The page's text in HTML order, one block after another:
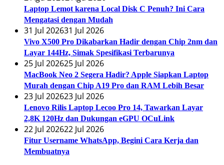
Laptop Lemot karena Local Disk C Penuh? Ini Cara
Mengatasi dengan Mudah
31 Jul 202631 Jul 2026
Vivo X500 Pro Dikabarkan Hadir dengan Chip 2nm dan
Layar 144Hz, Simak Spesifikasi Terbarunya
25 Jul 202625 Jul 2026
MacBook Neo 2 Segera Hadir? Apple Siapkan Laptop
Murah dengan Chip A19 Pro dan RAM Lebih Besar
23 Jul 202623 Jul 2026
Lenovo Rilis Laptop Lecoo Pro 14, Tawarkan Layar
2,8K 120Hz dan Dukungan eGPU OCuLink
22 Jul 202622 Jul 2026
Fitur Username WhatsApp, Begini Cara Kerja dan
Membuatnya